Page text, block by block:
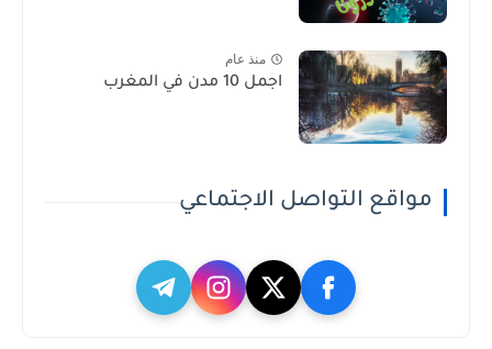
منذ عام
اجمل 10 مدن في المغرب
مواقع التواصل الاجتماعي